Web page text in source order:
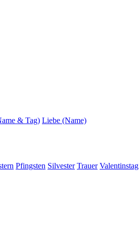
& Tag) Liebe (Name)
Pfingsten Silvester Trauer Valentinstag